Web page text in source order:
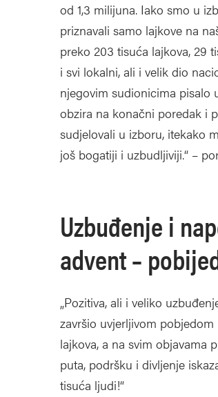
od 1,3 milijuna. Iako smo u
priznavali samo lajkove na
preko 203 tisuća lajkova, 29
i svi lokalni, ali i velik dio
njegovim sudionicima pisalo
obzira na konačni poredak i
sudjelovali u izboru, itekako
još bogatiji i uzbudljiviji.“ –
Uzbuđenje i
advent –
„Pozitiva, ali i veliko
završio uvjerljivom
lajkova, a na svim objavama
puta, podršku i divljenje
tisuća ljudi!“